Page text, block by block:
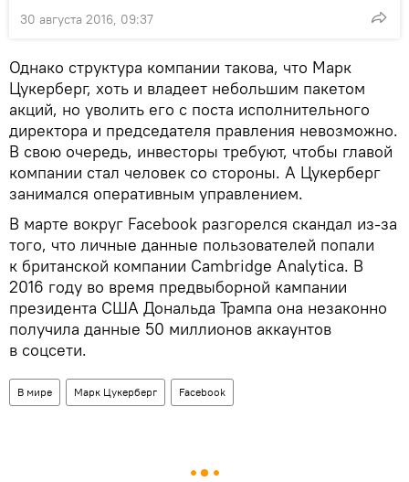
30 августа 2016, 09:37
Однако структура компании такова, что Марк
Цукерберг, хоть и владеет небольшим пакетом
акций, но уволить его с поста исполнительного
директора и председателя правления невозможно.
В свою очередь, инвесторы требуют, чтобы главой
компании стал человек со стороны. А Цукерберг
занимался оперативным управлением.
В марте вокруг Facebook разгорелся скандал из-за
того, что личные данные пользователей попали
к британской компании Cambridge Analytica. В
2016 году во время предвыборной кампании
президента США Дональда Трампа она незаконно
получила данные 50 миллионов аккаунтов
в соцсети.
В мире Марк Цукерберг Facebook